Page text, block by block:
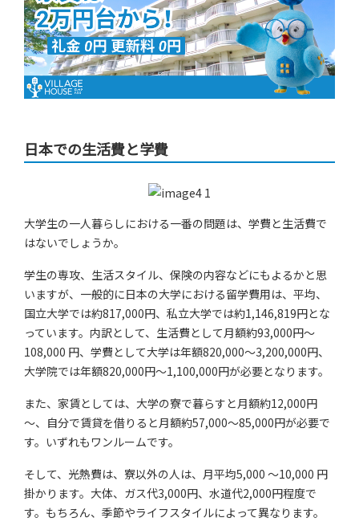
日本での生活費と学費
大学生の一人暮らしにおける一番の問題は、学費と生活費で
はないでしょうか。
学生の専攻、生活スタイル、保険の内容などにもよるかと思
いますが、一般的に日本の大学における留学費用は、平均、
国立大学では約817,000円、私立大学では約1,146,819円とな
っています。内訳として、生活費として月額約93,000円～
108,000 円、学費として大学は年額820,000～3,200,000円、
大学院では年額820,000円～1,100,000円が必要となります。
また、家賃としては、大学の寮で暮らすと月額約12,000円
～、自分で賃貸を借りると月額約57,000～85,000円が必要で
す。いずれもワンルームです。
そして、光熱費は、寮以外の人は、月平均5,000 ～10,000 円
掛かります。大体、ガス代3,000円、水道代2,000円程度で
す。もちろん、季節やライフスタイルによって異なります。